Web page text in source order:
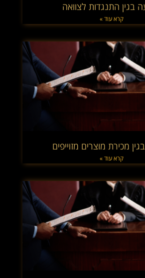
בגין התנגדות לצוואה
קרא עוד »
מכירת מוצרים מזוייפים
קרא עוד »